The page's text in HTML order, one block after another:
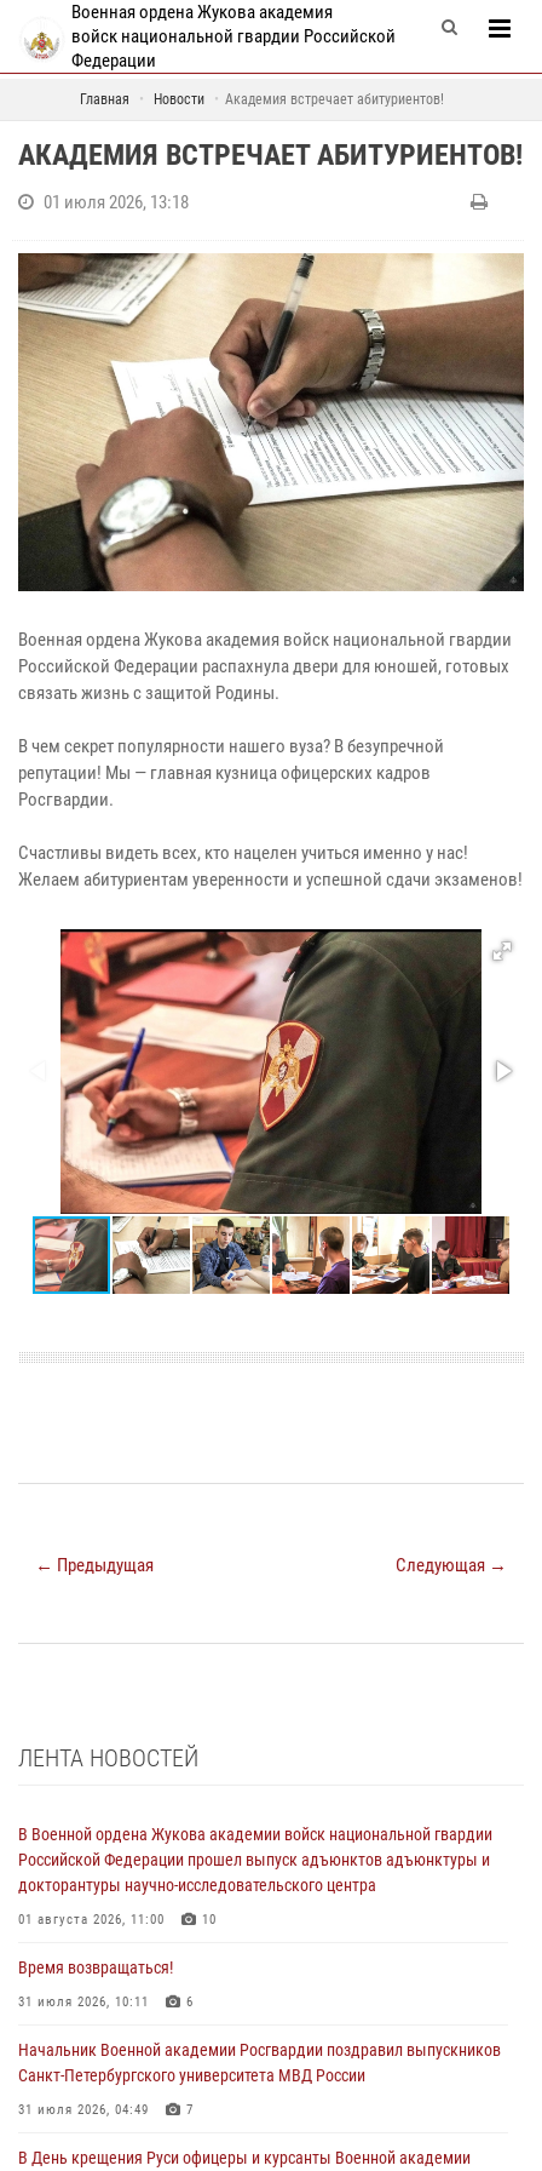
Военная ордена Жукова академия
войск национальной гвардии Российской
Федерации
Главная Новости Академия встречает абитуриентов!
АКАДЕМИЯ ВСТРЕЧАЕТ АБИТУРИЕНТОВ!
01 июля 2026, 13:18
Военная ордена Жукова академия войск национальной гвардии
Российской Федерации распахнула двери для юношей, готовых
связать жизнь с защитой Родины.
В чем секрет популярности нашего вуза? В безупречной
репутации! Мы — главная кузница офицерских кадров
Росгвардии.
Счастливы видеть всех, кто нацелен учиться именно у нас!
Желаем абитуриентам уверенности и успешной сдачи экзаменов!
← Предыдущая Следующая →
ЛЕНТА НОВОСТЕЙ
В Военной ордена Жукова академии войск национальной гвардии
Российской Федерации прошел выпуск адъюнктов адъюнктуры и
докторантуры научно-исследовательского центра
01 августа 2026, 11:00 10
Время возвращаться!
31 июля 2026, 10:11 6
Начальник Военной академии Росгвардии поздравил выпускников
Санкт-Петербургского университета МВД России
31 июля 2026, 04:49 7
В День крещения Руси офицеры и курсанты Военной академии